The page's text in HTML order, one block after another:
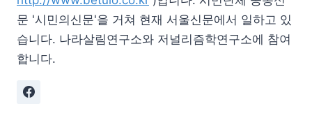
문 '시민의신문'을 거쳐 현재 서울신문에서 일하고 있
습니다. 나라살림연구소와 저널리즘학연구소에 참여
합니다.